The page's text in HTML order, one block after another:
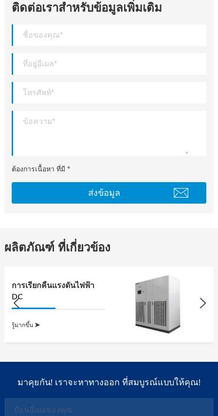
ติดต่อเราสำหรับข้อมูลเพิ่มเติม
ต้องการเนื้อหา ที่มี *
ผลิตภัณฑ์ ที่เกี่ยวข้อง
การเรียกคืนแรงดันไฟฟ้า
DC
รู้มากขึ้น
มาคุยกัน! เราจะหาทางออก ที่สมบูรณ์แบบให้คุณ!